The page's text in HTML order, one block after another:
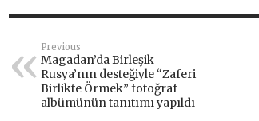
Previous
Magadan’da Birleşik
Rusya’nın desteğiyle “Zaferi
Birlikte Örmek” fotoğraf
albümünün tanıtımı yapıldı